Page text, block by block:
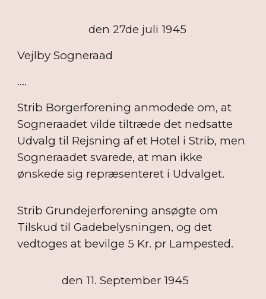
den 27de juli 1945
Vejlby Sogneraad
....
Strib Borgerforening anmodede om, at
Sogneraadet vilde tiltræde det nedsatte
Udvalg til Rejsning af et Hotel i Strib, men
Sogneraadet svarede, at man ikke
ønskede sig repræsenteret i Udvalget.
Strib Grundejerforening ansøgte om
Tilskud til Gadebelysningen, og det
vedtoges at bevilge 5 Kr. pr Lampested.
den 11. September 1945